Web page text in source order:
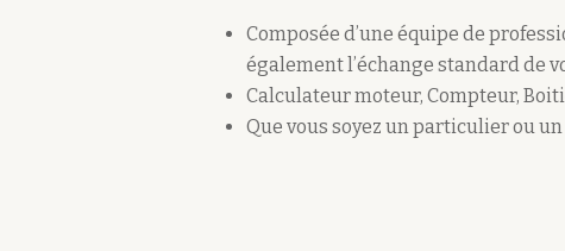
Composée d’une équipe de
également l’échange standard de
Calculateur moteur, Compteur,
Que vous soyez un particulier ou